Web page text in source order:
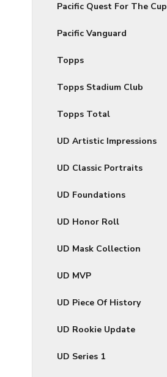
Pacific Quest For The Cup
Pacific Vanguard
Topps
Topps Stadium Club
Topps Total
UD Artistic Impressions
UD Classic Portraits
UD Foundations
UD Honor Roll
UD Mask Collection
UD MVP
UD Piece Of History
UD Rookie Update
UD Series 1